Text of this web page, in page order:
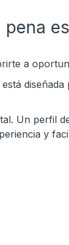
pena
a
Un perfil
y